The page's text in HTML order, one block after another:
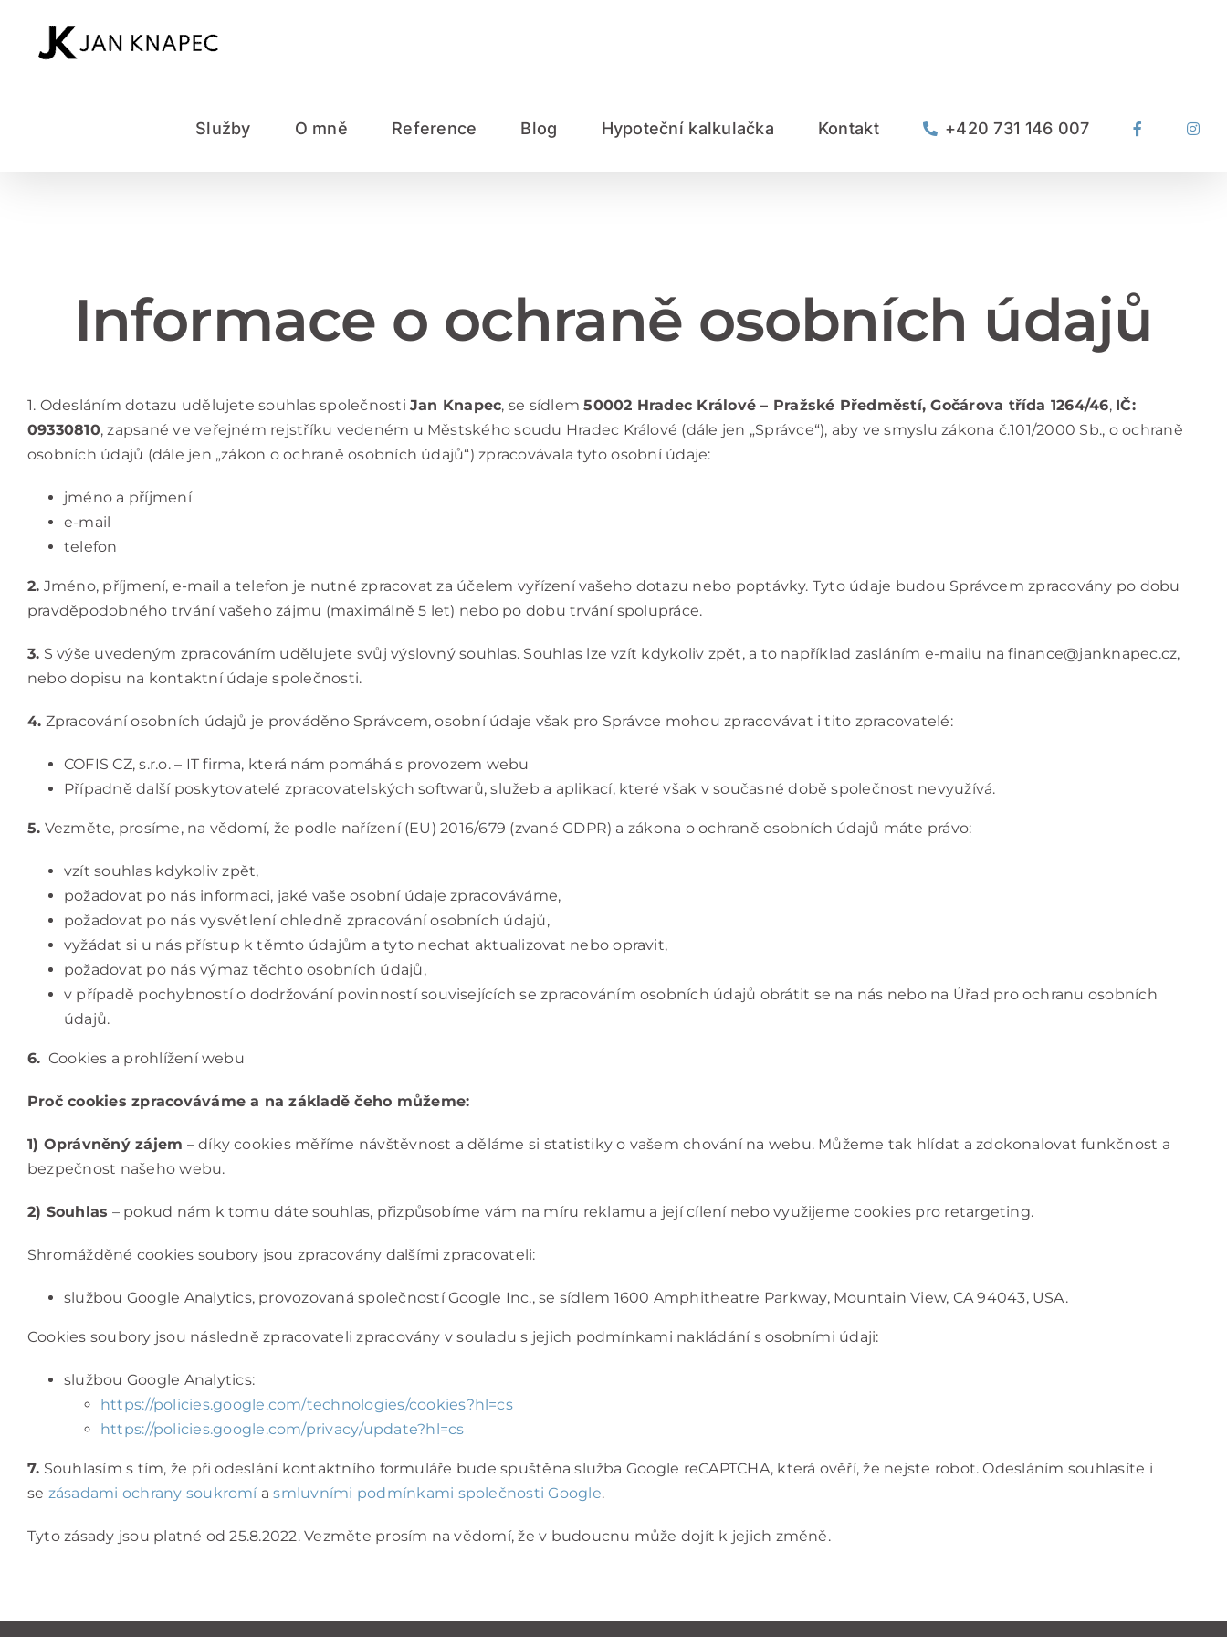
obsah
Služby O mně Reference Blog Hypoteční kalkulačka Kontakt +420 731 146 007
Informace o ochraně osobních údajů
1. Odesláním dotazu udělujete souhlas společnosti Jan Knapec, se sídlem50002 Hradec Králové – Pražské Předměstí, Gočárova třída 1264/46, IČ:
09330810, zapsané ve veřejném rejstříku vedeném u Městského soudu Hradec Králové (dále jen „Správce“), aby ve smyslu zákona č.101/2000 Sb., o ochraně
osobních údajů (dále jen „zákon o ochraně osobních údajů“) zpracovávala tyto osobní údaje:
jméno a příjmení
e-mail
telefon
2. Jméno, příjmení, e-mail a telefon je nutné zpracovat za účelem vyřízení vašeho dotazu nebo poptávky. Tyto údaje budou Správcem zpracovány po dobu
pravděpodobného trvání vašeho zájmu (maximálně 5 let) nebo po dobu trvání spolupráce.
3. S výše uvedeným zpracováním udělujete svůj výslovný souhlas. Souhlas lze vzít kdykoliv zpět, a to například zasláním e-mailu na finance@janknapec.cz,
nebo dopisu na kontaktní údaje společnosti.
4. Zpracování osobních údajů je prováděno Správcem, osobní údaje však pro Správce mohou zpracovávat i tito zpracovatelé:
COFIS CZ, s.r.o.– IT firma, která nám pomáhá s provozem webu
Případně další poskytovatelé zpracovatelských softwarů, služeb a aplikací, které však v současné době společnost nevyužívá.
5. Vezměte, prosíme, na vědomí, že podle nařízení (EU) 2016/679 (zvané GDPR) a zákona o ochraně osobních údajů máte právo:
vzít souhlas kdykoliv zpět,
požadovat po nás informaci, jaké vaše osobní údaje zpracováváme,
požadovat po nás vysvětlení ohledně zpracování osobních údajů,
vyžádat si u nás přístup k těmto údajům a tyto nechat aktualizovat nebo opravit,
požadovat po nás výmaz těchto osobních údajů,
v případě pochybností o dodržování povinností souvisejících se zpracováním osobních údajů obrátit se na nás nebo na Úřad pro ochranu osobních
údajů.
6. Cookies a prohlížení webu
Proč cookies zpracováváme a na základě čeho můžeme:
1) Oprávněný zájem – díky cookies měříme návštěvnost a děláme si statistiky o vašem chování na webu. Můžeme tak hlídat a zdokonalovat funkčnost a
bezpečnost našeho webu.
2) Souhlas – pokud nám k tomu dáte souhlas, přizpůsobíme vám na míru reklamu a její cílení nebo využijeme cookies pro retargeting.
Shromážděné cookies soubory jsou zpracovány dalšími zpracovateli:
službou Google Analytics, provozovaná společností Google Inc., se sídlem 1600 Amphitheatre Parkway, Mountain View, CA 94043, USA.
Cookies soubory jsou následně zpracovateli zpracovány v souladu s jejich podmínkami nakládání s osobními údaji:
službou Google Analytics:
https://policies.google.com/technologies/cookies?hl=cs
https://policies.google.com/privacy/update?hl=cs
7. Souhlasím s tím, že při odeslání kontaktního formuláře bude spuštěna služba Google reCAPTCHA, která ověří, že nejste robot. Odesláním souhlasíte i
se zásadami ochrany soukromí asmluvními podmínkami společnosti Google.
Tyto zásady jsou platné od 25.8.2022. Vezměte prosím na vědomí, že v budoucnu může dojít k jejich změně.